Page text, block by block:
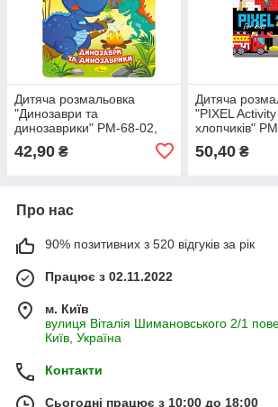
Дитяча розмальовка
"Динозаври та
динозаврики" РМ-68-02,
42,90 ₴
Дитяча
"PIXEL
хлопчиків"
50,40₴
Про нас
90% позитивних з 520 відгуків за рік
Працює з 02.11.2022
м. Київ
вулиця Віталія Шимановського 2/1
Київ, Україна
Контакти
Сьогодні працює з 10:00 до 18:00